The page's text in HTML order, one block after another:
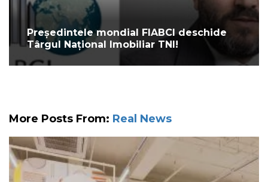
Președintele mondial FIABCI deschide
Târgul Național Imobiliar TNI!
More Posts From: Real News